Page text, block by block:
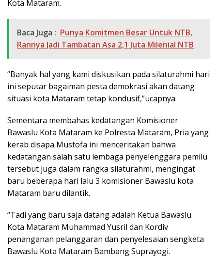
Kota Mataram.
Baca Juga : Punya Komitmen Besar Untuk NTB,
Rannya Jadi Tambatan Asa 2,1 Juta Milenial NTB
“Banyak hal yang kami diskusikan pada silaturahmi hari
ini seputar bagaiman pesta demokrasi akan datang
situasi kota Mataram tetap kondusif,”ucapnya.
Sementara membahas kedatangan Komisioner
Bawaslu Kota Mataram ke Polresta Mataram, Pria yang
kerab disapa Mustofa ini menceritakan bahwa
kedatangan salah satu lembaga penyelenggara pemilu
tersebut juga dalam rangka silaturahmi, mengingat
baru beberapa hari lalu 3 komisioner Bawaslu kota
Mataram baru dilantik.
“Tadi yang baru saja datang adalah Ketua Bawaslu
Kota Mataram Muhammad Yusril dan Kordiv
penanganan pelanggaran dan penyelesaian sengketa
Bawaslu Kota Mataram Bambang Suprayogi.